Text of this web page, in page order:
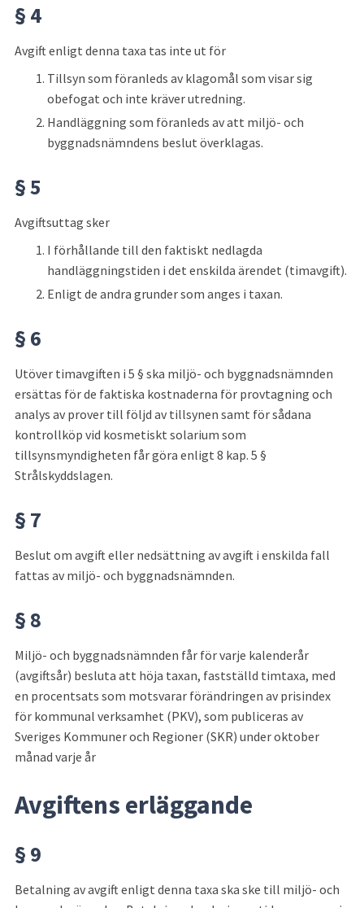
§ 4
Avgift enligt denna taxa tas inte ut för
Tillsyn som föranleds av klagomål som visar sig
obefogat och inte kräver utredning.
Handläggning som föranleds av att miljö- och
byggnadsnämndens beslut överklagas.
§ 5
Avgiftsuttag sker
I förhållande till den faktiskt nedlagda
handläggningstiden i det enskilda ärendet (timavgift).
Enligt de andra grunder som anges i taxan.
§ 6
Utöver timavgiften i 5 § ska miljö- och byggnadsnämnden
ersättas för de faktiska kostnaderna för provtagning och
analys av prover till följd av tillsynen samt för sådana
kontrollköp vid kosmetiskt solarium som
tillsynsmyndigheten får göra enligt 8 kap. 5 §
Strålskyddslagen.
§ 7
Beslut om avgift eller nedsättning av avgift i enskilda fall
fattas av miljö- och byggnadsnämnden.
§ 8
Miljö- och byggnadsnämnden får för varje kalenderår
(avgiftsår) besluta att höja taxan, fastställd timtaxa, med
en procentsats som motsvarar förändringen av prisindex
för kommunal verksamhet (PKV), som publiceras av
Sveriges Kommuner och Regioner (SKR) under oktober
månad varje år
Avgiftens erläggande
§ 9
Betalning av avgift enligt denna taxa ska ske till miljö- och